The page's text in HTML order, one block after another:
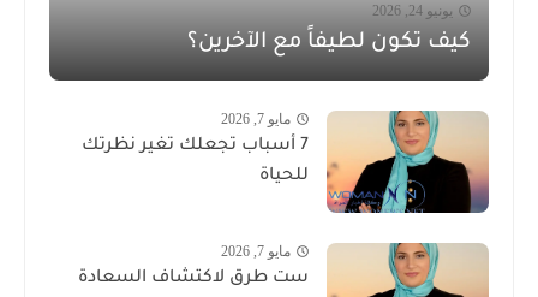
يونيو 24, 2026
كيف تكون لطيفاً مع الآخرين؟
مايو 7, 2026
7 أسباب تجعلك تغير نظرتك
للحياة
مايو 7, 2026
ست طرق لاكتشاف السعادة